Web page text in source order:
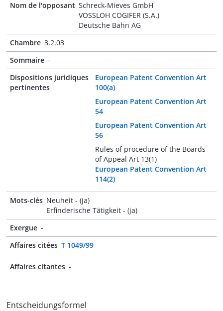
Nom de l'opposant Schreck-Mieves GmbH
VOSSLOH COGIFER (S.A.)
Deutsche Bahn AG
Chambre 3.2.03
Sommaire -
Dispositions juridiques
pertinentes
European Patent Convention Art
100(a)
European Patent Convention Art
54
European Patent Convention Art
56
Rules of procedure of the Boards
of Appeal Art 13(1)
European Patent Convention Art
114(2)
Mots-clés Neuheit - (ja)
Erfinderische Tätigkeit - (ja)
Exergue -
Affaires citées T 1049/99
Affaires citantes -
Entscheidungsformel